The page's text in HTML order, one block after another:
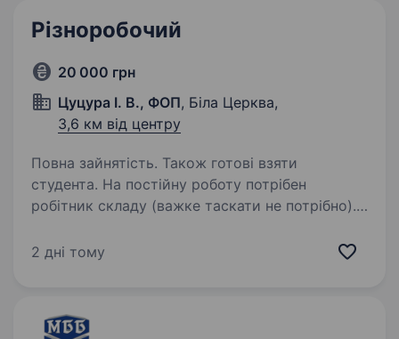
Різноробочий
20 000 грн
Цуцура І. В., ФОП, Біла Церква,
3,6 км від центру
Повна зайнятість. Також готові взяти
студента. На постійну роботу потрібен
робітник складу (важке таскати не потрібно).
та пакуванні товару. Робота для чоловіків
2 дні тому